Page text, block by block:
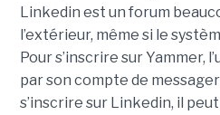
Linkedin est un forum
l’extérieur, même si le
Pour s’inscrire sur Yammer,
par son compte de
s’inscrire sur Linkedin, il